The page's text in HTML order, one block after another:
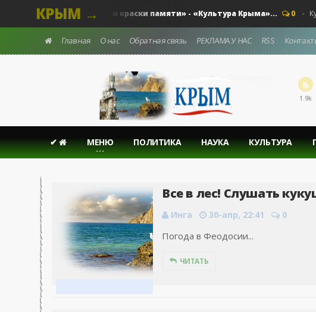
КРЫМ →
- Крыма. «Чувства и краски памяти» - «Культура Крыма»... 0
Главная О нас Обратная связь РЕКЛАМА У НАС RSS
1.9k
✔ МЕНЮ ПОЛИТИКА НАУКА КУЛЬТУРА
Все в лес! Слушать
Инга 30-апр, 22:41 0
Погода в Феодосии...
ЧИТАТЬ